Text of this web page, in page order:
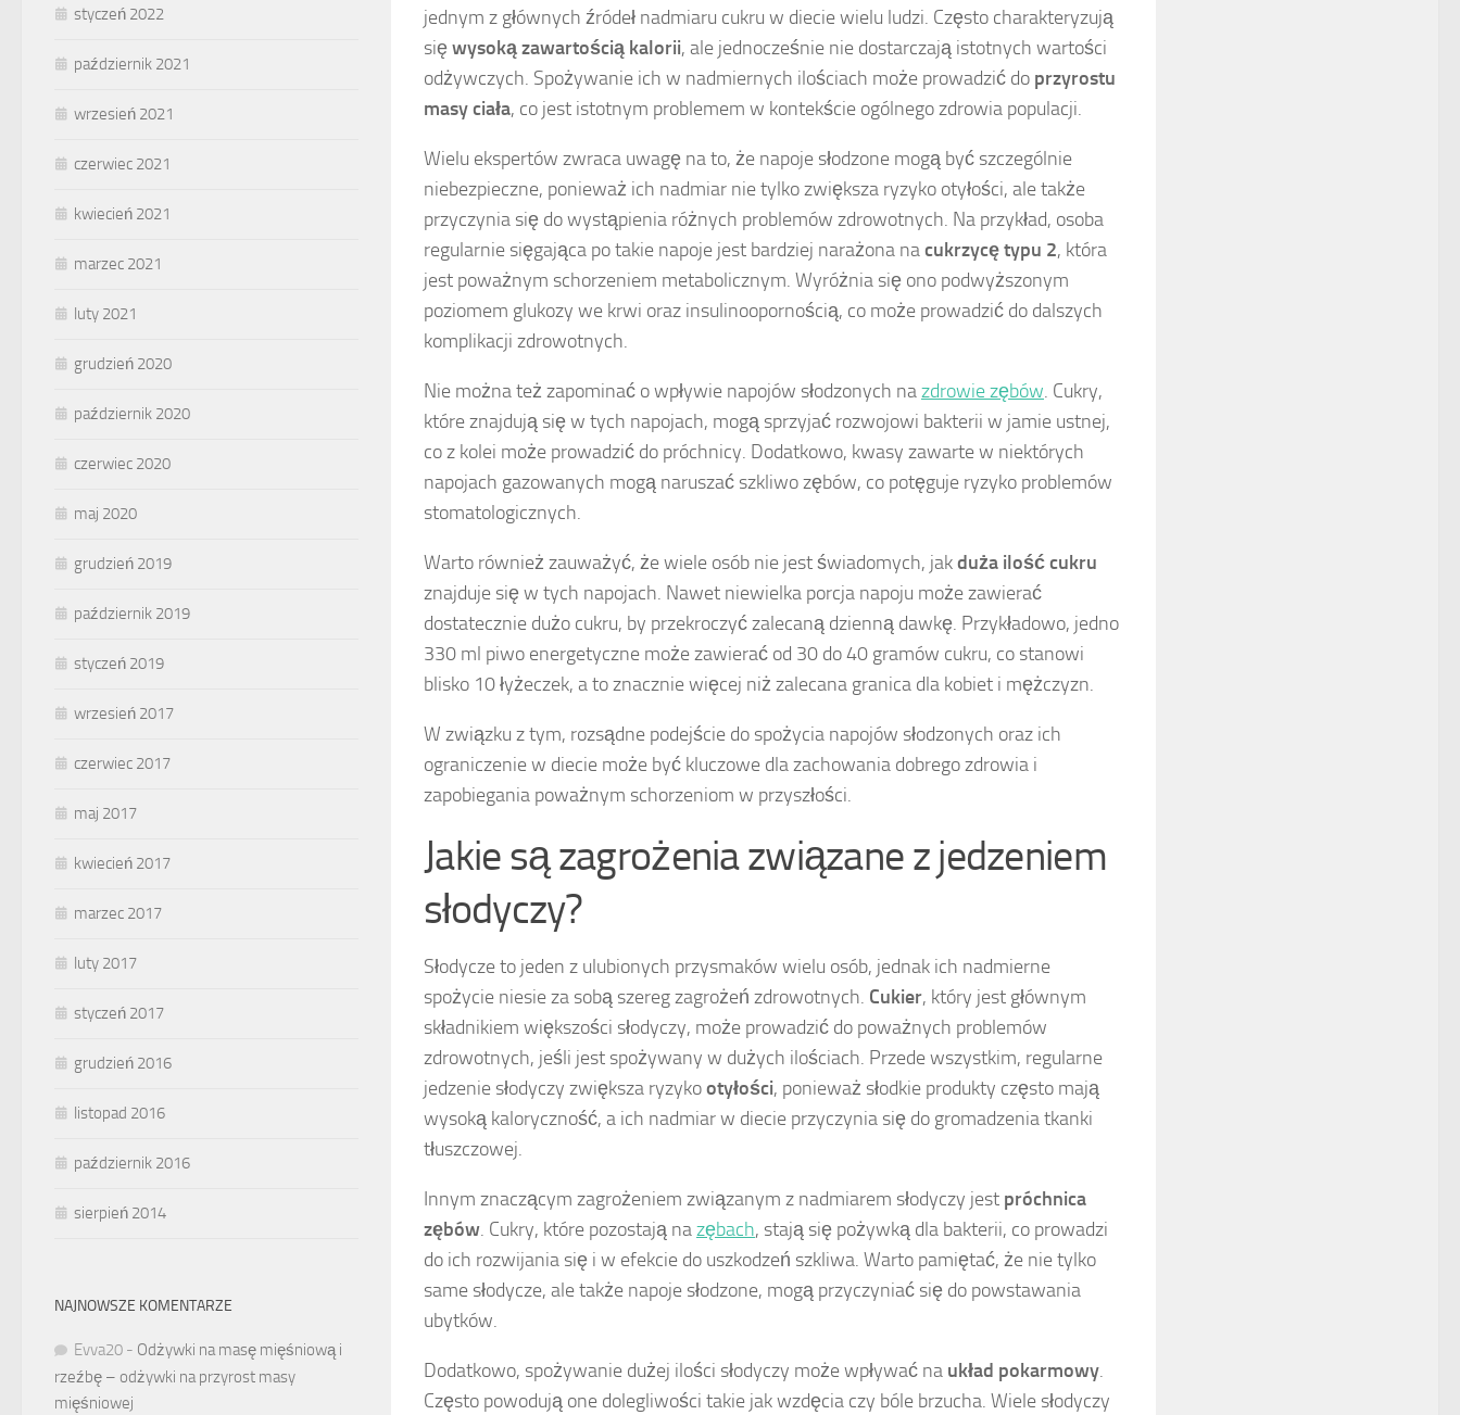
jednym z głównych źródeł nadmiaru cukru w diecie wielu ludzi. Często charakteryzują
sięwysoką zawartością kalorii, ale jednocześnie nie dostarczają istotnych wartości
odżywczych. Spożywanie ich w nadmiernych ilościach może prowadzić do przyrostu
masy ciała, co jest istotnym problemem w kontekście ogólnego zdrowia populacji.
Wielu ekspertów zwraca uwagę na to, że napoje słodzone mogą być szczególnie
niebezpieczne, ponieważ ich nadmiar nie tylko zwiększa ryzyko otyłości, ale także
przyczynia się do wystąpienia różnych problemów zdrowotnych. Na przykład, osoba
regularnie sięgająca po takie napoje jest bardziej narażona nacukrzycę typu 2, która
jest poważnym schorzeniem metabolicznym. Wyróżnia się ono podwyższonym
poziomem glukozy we krwi oraz insulinoopornością, co może prowadzić do dalszych
komplikacji zdrowotnych.
Nie można też zapominać o wpływie napojów słodzonych nazdrowie zębów. Cukry,
które znajdują się w tych napojach, mogą sprzyjać rozwojowi bakterii w jamie ustnej,
co z kolei może prowadzić do próchnicy. Dodatkowo, kwasy zawarte w niektórych
napojach gazowanych mogą naruszać szkliwo zębów, co potęguje ryzyko problemów
stomatologicznych.
Warto również zauważyć, że wiele osób nie jest świadomych, jakduża ilość cukru
znajduje się w tych napojach. Nawet niewielka porcja napoju może zawierać
dostatecznie dużo cukru, by przekroczyć zalecaną dzienną dawkę. Przykładowo, jedno
330 ml piwo energetyczne może zawierać od 30 do 40 gramów cukru, co stanowi
blisko 10 łyżeczek, a to znacznie więcej niż zalecana granica dla kobiet i mężczyzn.
W związku z tym, rozsądne podejście do spożycia napojów słodzonych oraz ich
ograniczenie w diecie może być kluczowe dla zachowania dobrego zdrowia i
zapobiegania poważnym schorzeniom w przyszłości.
Jakie są zagrożenia związane z jedzeniem
słodyczy?
Słodycze to jeden z ulubionych przysmaków wielu osób, jednak ich nadmierne
spożycie niesie za sobą szereg zagrożeń zdrowotnych. Cukier, który jest głównym
składnikiem większości słodyczy, może prowadzić do poważnych problemów
zdrowotnych, jeśli jest spożywany w dużych ilościach. Przede wszystkim, regularne
jedzenie słodyczy zwiększa ryzykootyłości, ponieważ słodkie produkty często mają
wysoką kaloryczność, a ich nadmiar w diecie przyczynia się do gromadzenia tkanki
tłuszczowej.
Innym znaczącym zagrożeniem związanym z nadmiarem słodyczy jest próchnica
zębów. Cukry, które pozostają nazębach, stają się pożywką dla bakterii, co prowadzi
do ich rozwijania się i w efekcie do uszkodzeń szkliwa. Warto pamiętać, że nie tylko
same słodycze, ale także napoje słodzone, mogą przyczyniać się do powstawania
ubytków.
Dodatkowo, spożywanie dużej ilości słodyczy może wpływać na układ pokarmowy.
Często powodują one dolegliwości takie jak wzdęcia czy bóle brzucha. Wiele słodyczy
styczeń 2022
październik 2021
wrzesień 2021
czerwiec 2021
kwiecień 2021
marzec 2021
luty 2021
grudzień 2020
październik 2020
czerwiec 2020
maj 2020
grudzień 2019
październik 2019
styczeń 2019
wrzesień 2017
czerwiec 2017
maj 2017
kwiecień 2017
marzec 2017
luty 2017
styczeń 2017
grudzień 2016
listopad 2016
październik 2016
sierpień 2014
NAJNOWSZE KOMENTARZE
Evva20 - Odżywki na masę mięśniową i
rzeźbę – odżywki na przyrost masy
mięśniowej